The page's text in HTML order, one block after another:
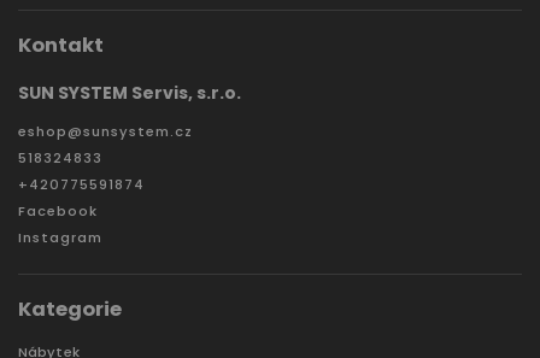
Kontakt
SUN SYSTEM Servis, s.r.o.
eshop@sunsystem.cz
518324833
+420775591874
Facebook
Instagram
Kategorie
Nábytek